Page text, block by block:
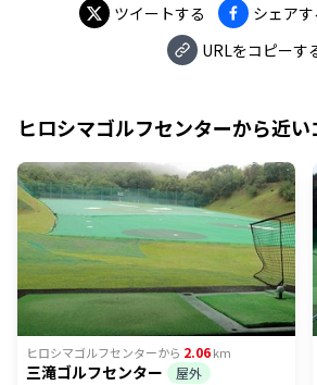
ツイートする シェアす
URLをコピーす
ヒロシマゴルフセンターから近
ヒロシマゴルフセンターから 2.06km
三滝ゴルフセンター
屋外